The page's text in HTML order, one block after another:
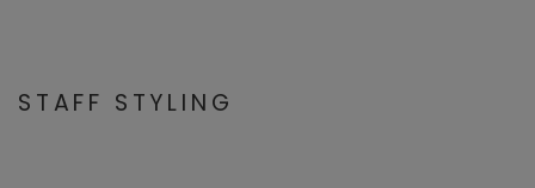
STAFF STYLING